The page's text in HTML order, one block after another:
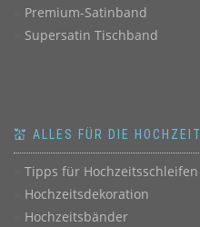
Premium-Satinband
Supersatin Tischband
💒 ALLES FÜR DIE HOCHZEIT
Tipps für Hochzeitsschleifen
Hochzeitsdekoration
Hochzeitsbänder